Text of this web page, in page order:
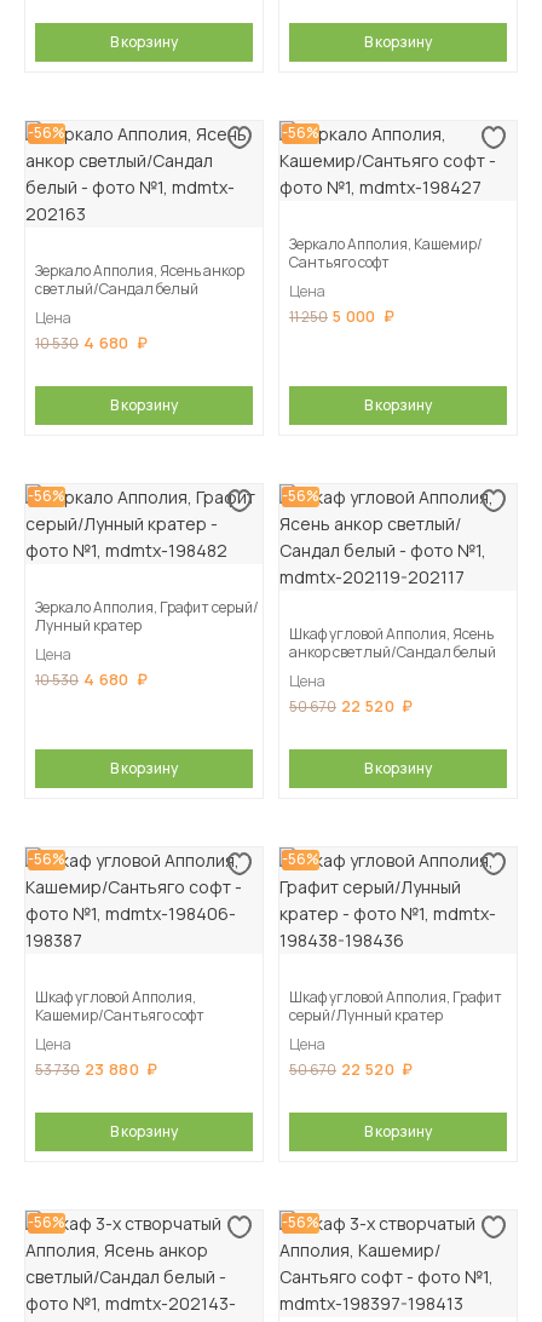
В корзину В корзину
-56%
Зеркало Апполия, Ясень анкор
светлый/Сандал белый
Цена
10 530 4 680
В корзину
-56%
Зеркало Апполия, Кашемир/
Сантьяго софт
Цена
11 250 5 000
В корзину
-56%
Зеркало Апполия, Графит серый/
Лунный кратер
Цена
10 530 4 680
В корзину
-56%
Шкаф угловой Апполия, Ясень
анкор светлый/Сандал белый
Цена
50 670 22 520
В корзину
-56%
Шкаф угловой Апполия,
Кашемир/Сантьяго софт
Цена
53 730 23 880
В корзину
-56%
Шкаф угловой Апполия, Графит
серый/Лунный кратер
Цена
50 670 22 520
В корзину
-56% -56%